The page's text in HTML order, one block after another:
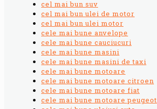
cel mai bun suv
cel mai bun ulei de motor
cel mai bun ulei motor
cele mai bune anvelope
cele mai bune cauciucuri
cele mai bune masini
cele mai bune masini de taxi
cele mai bune motoare
cele mai bune motoare citroen
cele mai bune motoare fiat
cele mai bune motoare peugeot